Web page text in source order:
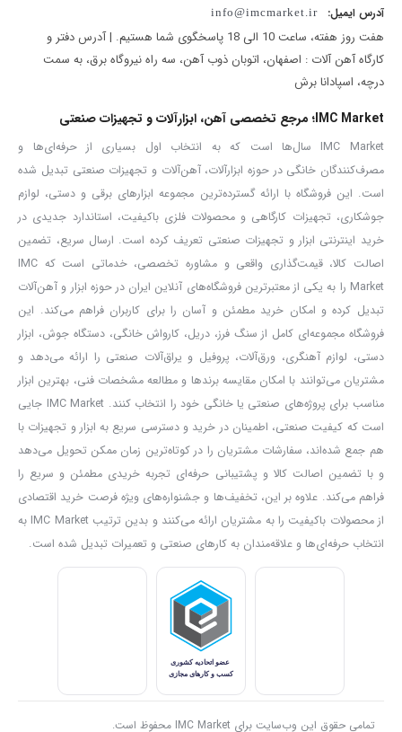
یک دریل بسیار قدرتمند است که با بهره‌مندی از سیستم ضربه‌زن پیشرفته
و قدرتمند، کارایی بدون نقصی را به شما ارائه خواهد داد. این محصول که
تولید رسیده است، از دوامی بالا چه در زمینه بدنه و چه در قطعات داخلی
خود بهره می‌برد و از همین جهت انتخابی بدون نقص برای شما خواهد
بود. باید توجه داشت که این دریل یک محصول صنعتی بوده و برای انجام
کارهای مداوم در فضاهای عمرانی و صنعتی ساخته شده است؛ از همین رو
برای کارهای خانگی محصولی مناسب نبوده و برای این کار می‌توانید
نگاهی به دریل‌های گریبکسی کنزاکس داشته باشید.
در حقیقت بهتر است پیش از نهایی کردن خرید خود، به چند نکته مهم
توجه داشته باشید؛ اولین و مهم‌ترین آن این است که: بهترین نوع دریل را
برای انجام کارهای خود بیابید. انواع دریل‌های دستی عبارت‌اند از دریل
پیچ‌گوشتی، دریل گریبکسی، دریل چکشی، دریل بتن‌کن. برای انجام
کارهای سبک و سوراخ‌کاری چوب و فرآورده‌های آن، همچنین فلزات نازک،
دریل پیچ‌گوشتی برایتان کفایت خواهد کرد؛ اما اگر می‌خواهید مصالح
ساختمانی یا فلزات ضخیم‌تر را سوراخ کنید به دریل گریبکسی نیازمندید. از
سوی دیگر اگر با بتن زیاد سروکار دارید، لازم است به سراغ دریل چکشی
بروید؛ ولی اگر کار شما به تخریب مرتبط است و سنگین‌تر از کارهای
با دریل چکشی انجام نخواهد شد.
اما برای خرید دریل چکشی می‌بایست به نکات دیگری نیز توجه کافی
داشته باشید؛ اول از همه به قدرت موتور و توان سوراخ‌کاری آن بر روی
سطوح مختلف. بهتر است متوسط سوراخ‌کاری‌هایی که می‌خواهید بر روی
آدرس ایمیل: info@imcmarket.ir
هفت روز هفته، ساعت 10 الی 18 پاسخگوی شما هستیم. | آدرس دفتر و
کارگاه آهن آلات : اصفهان، اتوبان ذوب آهن، سه راه نیروگاه برق، به سمت
درچه، اسپادانا برش
IMC Market؛ مرجع تخصصی آهن، ابزارآلات و تجهیزات صنعتی
IMC Market سال‌ها است که به انتخاب اول بسیاری از حرفه‌ای‌ها و
مصرف‌کنندگان خانگی در حوزه ابزارآلات، آهن‌آلات و تجهیزات صنعتی تبدیل شده
است. این فروشگاه با ارائه گسترده‌ترین مجموعه ابزارهای برقی و دستی، لوازم
جوشکاری، تجهیزات کارگاهی و محصولات فلزی باکیفیت، استاندارد جدیدی در
خرید اینترنتی ابزار و تجهیزات صنعتی تعریف کرده است. ارسال سریع، تضمین
اصالت کالا، قیمت‌گذاری واقعی و مشاوره تخصصی، خدماتی است که IMC
Market را به یکی از معتبرترین فروشگاه‌های آنلاین ایران در حوزه ابزار و آهن‌آلات
تبدیل کرده و امکان خرید مطمئن و آسان را برای کاربران فراهم می‌کند. این
فروشگاه مجموعه‌ای کامل از سنگ فرز، دریل، کارواش خانگی، دستگاه جوش، ابزار
دستی، لوازم آهنگری، ورق‌آلات، پروفیل و یراق‌آلات صنعتی را ارائه می‌دهد و
مشتریان می‌توانند با امکان مقایسه برندها و مطالعه مشخصات فنی، بهترین ابزار
مناسب برای پروژه‌های صنعتی یا خانگی خود را انتخاب کنند. IMC Market جایی
است که کیفیت صنعتی، اطمینان در خرید و دسترسی سریع به ابزار و تجهیزات با
هم جمع شده‌اند، سفارشات مشتریان را در کوتاه‌ترین زمان ممکن تحویل می‌دهد
و با تضمین اصالت کالا و پشتیبانی حرفه‌ای تجربه خریدی مطمئن و سریع را
فراهم می‌کند. علاوه بر این، تخفیف‌ها و جشنواره‌های ویژه فرصت خرید اقتصادی
از محصولات باکیفیت را به مشتریان ارائه می‌کنند و بدین ترتیب IMC Market به
انتخاب حرفه‌ای‌ها و علاقه‌مندان به کارهای صنعتی و تعمیرات تبدیل شده است.
تمامی حقوق این وب‌سایت برای IMC Market محفوظ است.